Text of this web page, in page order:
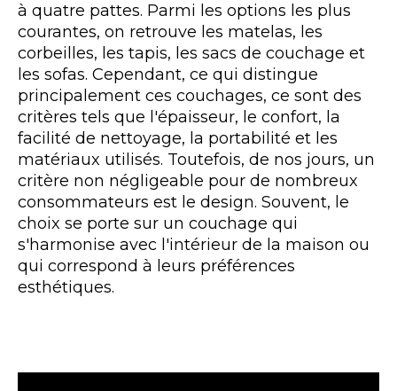
à quatre pattes. Parmi les options les plus
courantes, on retrouve les matelas, les
corbeilles, les tapis, les sacs de couchage et
les sofas. Cependant, ce qui distingue
principalement ces couchages, ce sont des
critères tels que l'épaisseur, le confort, la
facilité de nettoyage, la portabilité et les
matériaux utilisés. Toutefois, de nos jours, un
critère non négligeable pour de nombreux
consommateurs est le design. Souvent, le
choix se porte sur un couchage qui
s'harmonise avec l'intérieur de la maison ou
qui correspond à leurs préférences
esthétiques.